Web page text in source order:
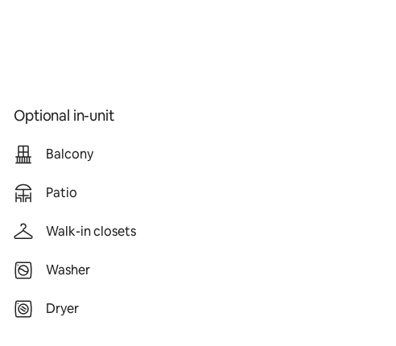
Optional in-unit
Balcony
Patio
Walk-in closets
Washer
Dryer